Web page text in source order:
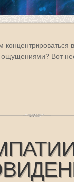
концентрироваться
Вот